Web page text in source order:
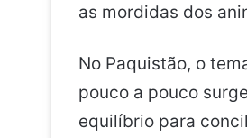
as mordidas dos
No Paquistão, o
pouco a pouco
equilíbrio para